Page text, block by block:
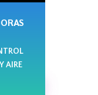
AIRE